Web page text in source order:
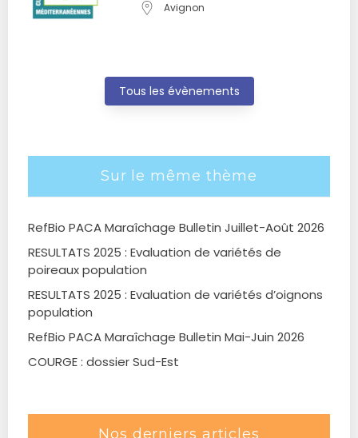
Avignon
Tous les évènements
Sur le même thème
RefBio PACA Maraîchage Bulletin Juillet-Août 2026
RESULTATS 2025 : Evaluation de variétés de
poireaux population
RESULTATS 2025 : Evaluation de variétés d’oignons
population
RefBio PACA Maraîchage Bulletin Mai-Juin 2026
COURGE : dossier Sud-Est
Nos derniers articles